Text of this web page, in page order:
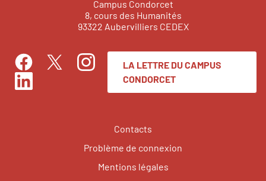
Campus Condorcet
8, cours des Humanités
93322 Aubervilliers CEDEX
FacebookTwitterInstagram
LinkedIn
LA LETTRE DU CAMPUS
CONDORCET
Contacts
Problème de connexion
Mentions légales